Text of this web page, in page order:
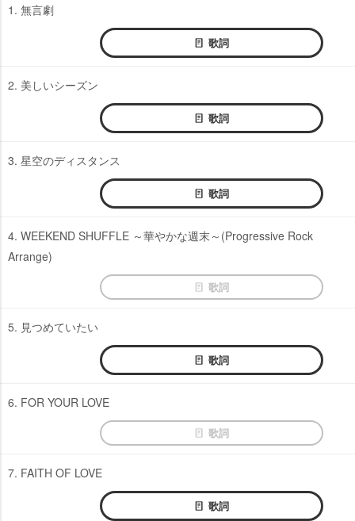
1. 無言劇
歌詞
2. 美しいシーズン
歌詞
3. 星空のディスタンス
歌詞
4. WEEKEND SHUFFLE ～華やかな週末～(Progressive Rock
Arrange)
歌詞
5. 見つめていたい
歌詞
6. FOR YOUR LOVE
歌詞
7. FAITH OF LOVE
歌詞